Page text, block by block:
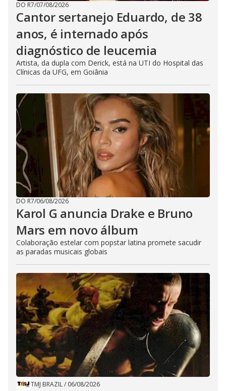
DO R7/07/08/2026
Cantor sertanejo Eduardo, de 38
anos, é internado após
diagnóstico de leucemia
Artista, da dupla com Derick, está na UTI do Hospital das
Clínicas da UFG, em Goiânia
DO R7/06/08/2026
Karol G anuncia Drake e Bruno
Mars em novo álbum
Colaboração estelar com popstar latina promete sacudir
as paradas musicais globais
TMJ BRAZIL/ 06/08/2026